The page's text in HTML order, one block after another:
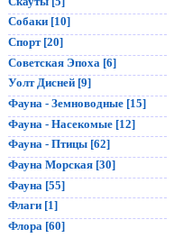
Собаки [10]
Спорт [20]
Советская Эпоха [6]
Уолт Дисней [9]
Фауна - Земноводные [15]
Фауна - Насекомые [12]
Фауна - Птицы [62]
Фауна Морская [30]
Фауна [55]
Флаги [1]
Флора [60]